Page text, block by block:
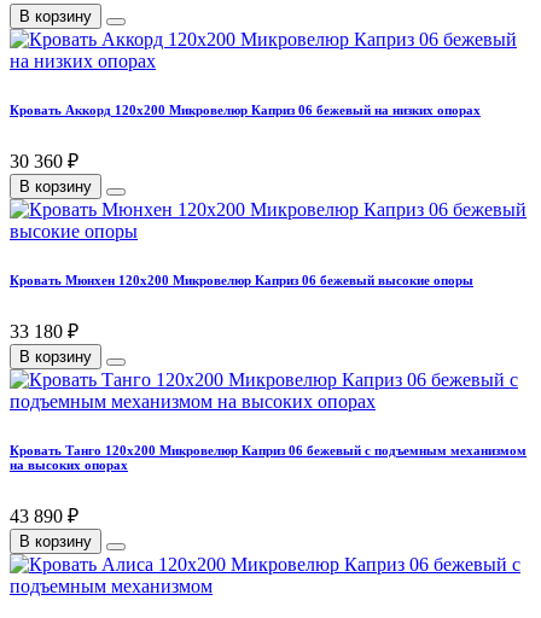
В корзину
Кровать Аккорд 120х200 Микровелюр Каприз 06 бежевый на низких опорах
30 360 ₽
В корзину
Кровать Мюнхен 120х200 Микровелюр Каприз 06 бежевый высокие опоры
33 180 ₽
В корзину
Кровать Танго 120х200 Микровелюр Каприз 06 бежевый с подъемным механизмом
на высоких опорах
43 890 ₽
В корзину